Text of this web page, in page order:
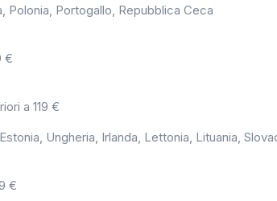
Polonia, Portogallo, Repubblica Ceca
€
a 119 €
Ungheria, Irlanda, Lettonia, Lituania,
€